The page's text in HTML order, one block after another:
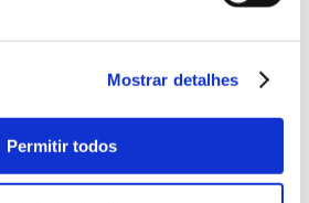
Mostrar detalhes
Permitir todos